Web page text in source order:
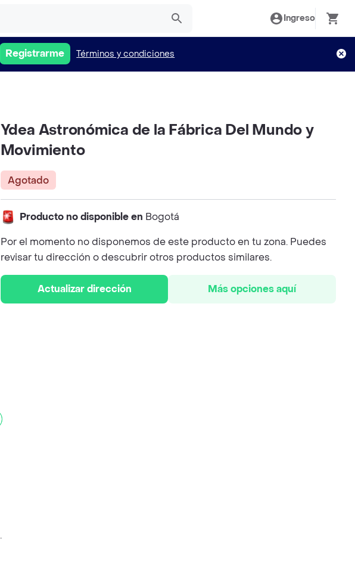
Ingreso
Registrarme Términos y condiciones
Ydea Astronómica de la Fábrica Del Mundo y
Movimiento
Agotado
Producto no disponible en Bogotá
Por el momento no disponemos de este producto en tu zona. Puedes
revisar tu dirección o descubrir otros productos similares.
Actualizar dirección Más opciones aquí